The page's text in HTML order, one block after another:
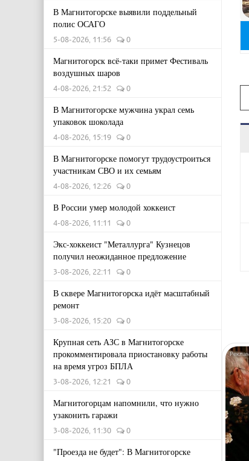
В Магнитогорске выявили поддельный
полис ОСАГО
5-08-2026, 11:56 0
Магнитогорск всё-таки примет Фестиваль
воздушных шаров
4-08-2026, 21:52 0
В Магнитогорске мужчина украл семь
упаковок шоколада
4-08-2026, 15:19 0
В Магнитогорске помогут трудоустроиться
участникам СВО и их семьям
4-08-2026, 12:26 0
В России умер молодой хоккеист
4-08-2026, 11:11 0
Экс-хоккеист "Металлурга" Кузнецов
получил неожиданное предложение
3-08-2026, 22:11 0
В сквере Магнитогорска идёт масштабный
ремонт
3-08-2026, 15:20 0
Крупная сеть АЗС в Магнитогорске
прокомментировала приостановку работы
на время угроз БПЛА
3-08-2026, 12:21 0
Магнитогорцам напомнили, что нужно
узаконить гаражи
3-08-2026, 11:30 0
"Проезда не будет": В Магнитогорске